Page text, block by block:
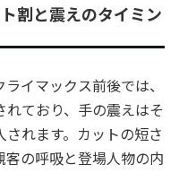
割と震えのタイミン
イマックス前後では、
ており、手の震えはそ
れます。カットの短さ
の呼吸と登場人物の内